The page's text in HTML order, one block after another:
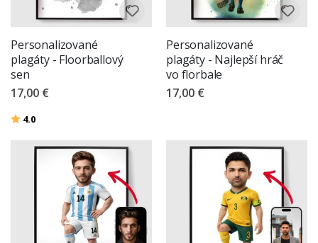
Personalizované
plagáty - Floorballový
sen
17,00 €
Hodnotenie:
4.0
Personalizované
plagáty - Najlepší hráč
vo florbale
17,00 €